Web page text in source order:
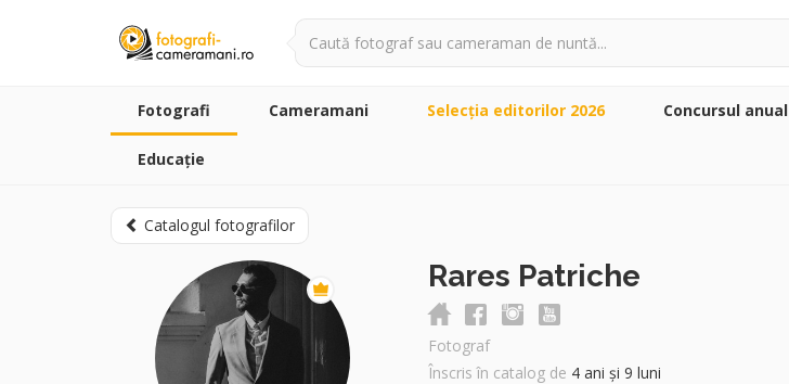
Fotografi Cameramani Selecţia editorilor 2026 Concursul anual
Educație
Catalogul fotografilor
Rares Patriche
Fotograf
Înscris în catalog de 4 ani și 9 luni